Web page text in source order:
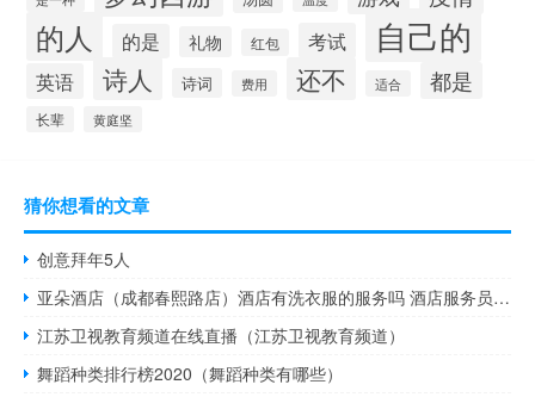
的人 的是 礼物 红包 考试 自己的
英语 诗人 诗词 费用 还不 适合 都是
长辈 黄庭坚
猜你想看的文章
创意拜年5人
亚朵酒店（成都春熙路店）酒店有洗衣服的服务吗 酒店服务员服装图片
江苏卫视教育频道在线直播（江苏卫视教育频道）
舞蹈种类排行榜2020（舞蹈种类有哪些）